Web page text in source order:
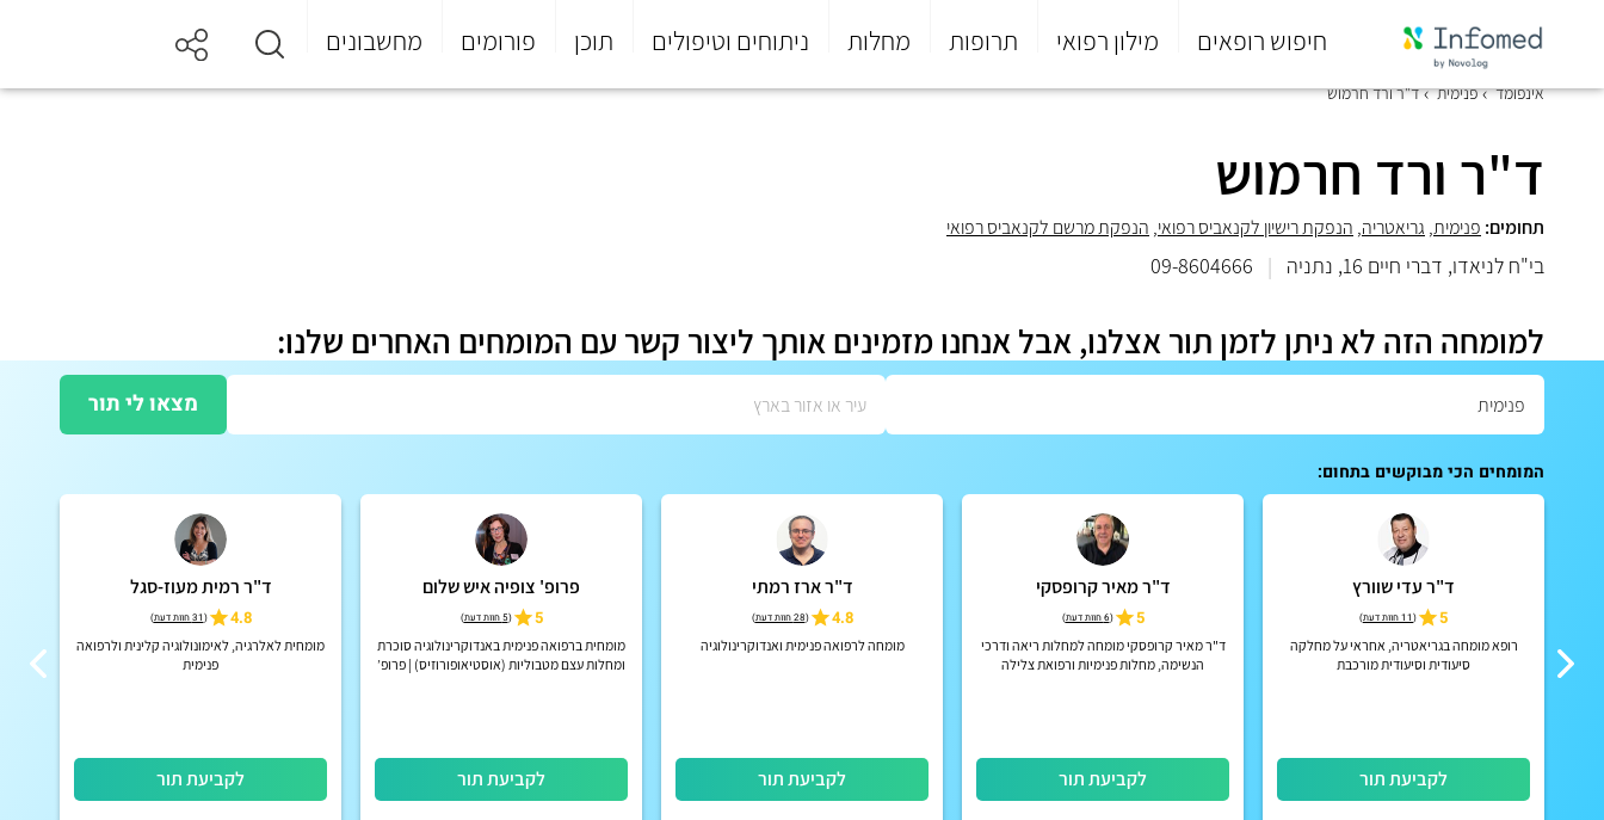
חיפוש רופאים מילון רפואי תרופות מחלות ניתוחים וטיפולים תוכן פורומים מחשבונים
סוף
אינפומד פנימית ד"ר ורד חרמוש
ד"ר ורד חרמוש
תחומים: פנימית, גריאטריה, הנפקת רישיון לקנאביס רפואי, הנפקת מרשם לקנאביס רפואי
בי"ח לניאדו, דברי חיים 16, נתניה |
09-8604666
למומחה הזה לא ניתן לזמן תור אצלנו, אבל אנחנו מזמינים אותך ליצור קשר עם המומחים האחרים שלנו:
מצאו לי תור
המומחים הכי מבוקשים בתחום:
ד"ר עדי שוורץ
5
(11 חוות דעת )
רופא מומחה בגריאטריה, אחראי על מחלקה
סיעודית וסיעודית מורכבת
לקביעת תור
ד"ר מאיר קרופסקי
5
(6 חוות דעת )
ד"ר מאיר קרופסקי מומחה למחלות ריאה ודרכי
הנשימה, מחלות פנימיות ורפואת צלילה
לקביעת תור
ד"ר ארז רמתי
4.8
(28 חוות דעת )
מומחה לרפואה פנימית ואנדוקרינולוגיה
לקביעת תור
פרופ' צופיה איש שלום
5
(5 חוות דעת )
מומחית ברפואה פנימית באנדוקרינולוגיה סוכרת
ומחלות עצם מטבוליות (אוסטיאופורוזיס) | פרופ’
לקביעת תור
ד"ר רמית מעוז-סגל
4.8
(31 חוות דעת )
מומחית לאלרגיה, לאימונולוגיה קלינית ולרפואה
פנימית
לקביעת תור